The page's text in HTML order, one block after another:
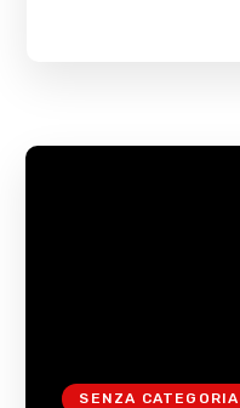
SENZA CATEGORIA